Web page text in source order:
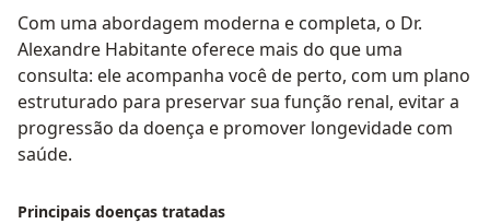
Com uma abordagem moderna e completa, o Dr.
Alexandre Habitante oferece mais do que uma
consulta: ele acompanha você de perto, com um plano
estruturado para preservar sua função renal, evitar a
progressão da doença e promover longevidade com
saúde.
Principais doenças tratadas